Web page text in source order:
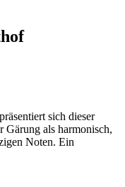
sich dieser
Gärung als harmonisch,
Noten. Ein